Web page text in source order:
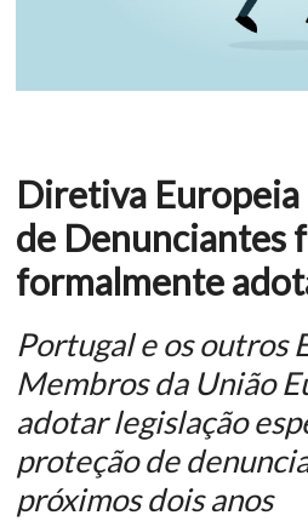
Diretiva
de Denunciantes
formalmente
Portugal e os outros
Membros da União
adotar legislação
proteção de
próximos dois anos